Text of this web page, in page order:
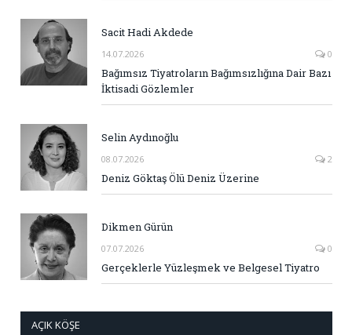
Sacit Hadi Akdede
14.07.2026 0
Bağımsız Tiyatroların Bağımsızlığına Dair Bazı
İktisadi Gözlemler
Selin Aydınoğlu
08.07.2026 2
Deniz Göktaş Ölü Deniz Üzerine
Dikmen Gürün
07.07.2026 0
Gerçeklerle Yüzleşmek ve Belgesel Tiyatro
AÇIK KÖŞE